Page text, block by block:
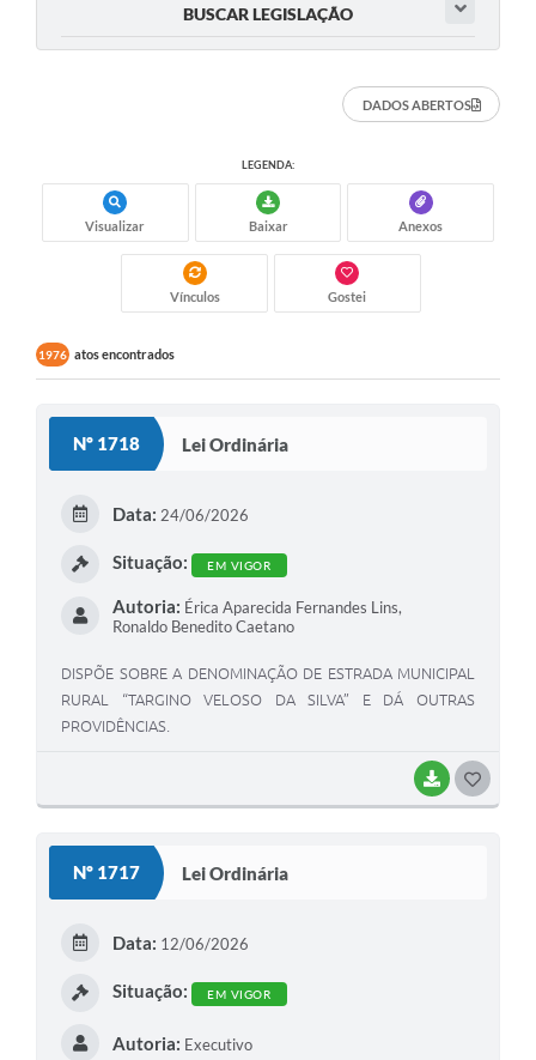
BUSCAR LEGISLAÇÃO
DADOS ABERTOS
LEGENDA:
Visualizar Baixar Anexos
Vínculos Gostei
1976 atos encontrados
Nº 1718 Lei Ordinária
BAIXAR
Data: 24/06/2026
Situação: EM VIGOR
Autoria: Érica Aparecida Fernandes Lins,
Ronaldo Benedito Caetano
DISPÕE SOBRE A DENOMINAÇÃO DE ESTRADA MUNICIPAL
RURAL “TARGINO VELOSO DA SILVA” E DÁ OUTRAS
PROVIDÊNCIAS.
Nº 1717 Lei Ordinária
Data: 12/06/2026
Situação: EM VIGOR
Autoria: Executivo